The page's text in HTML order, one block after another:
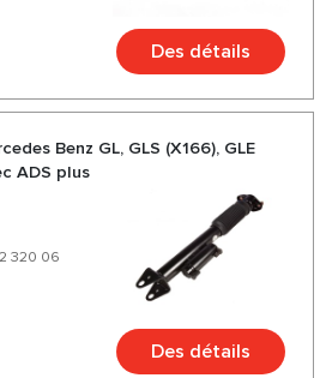
Des détails
Benz GL, GLS (X166), GLE
ADS plus
320 06
Des détails